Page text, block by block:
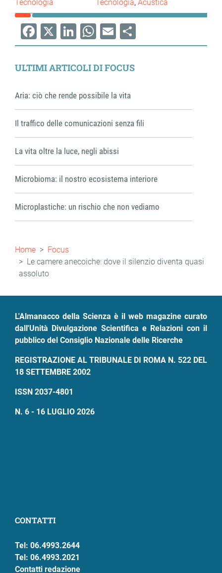
Tecnologia Tecnologia Acustica
Facebook
X LinkedIn
WhatsApp
EmailShare
ULTIMI ARTICOLI DI FOCUS
Aria: ciò che rende possibile la vita
Il traffico delle comunicazioni senza fili
La vita oltre la luce, negli abissi
Microbioma: il nostro ecosistema interiore
Microplastiche: un rischio che non vediamo
Briciole
di
Home
Focus
Le camere anecoiche: dove il silenzio diventa quasi
assoluto
L'Almanacco della Scienza è il web magazine curato
dall'Unità Divulgazione Scientifica e Relazioni con il
pubblico del Consiglio Nazionale delle Ricerche
REGISTRAZIONE AL TRIBUNALE DI ROMA N. 522 DEL
18 SETTEMBRE 2002
ISSN 2037-4801
N. 6 - 16 LUGLIO 2026
CONTATTI
Tel: 06.4993.2644
Tel: 06.4993.2021
Contatti redazione